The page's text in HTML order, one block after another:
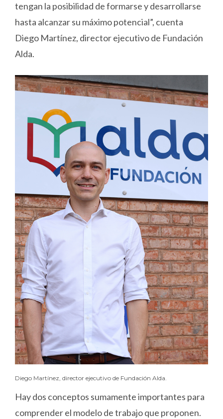
tengan la posibilidad de formarse y desarrollarse
hasta alcanzar su máximo potencial”, cuenta
Diego Martínez, director ejecutivo de Fundación
Alda.
Diego Martínez, director ejecutivo de Fundación Alda.
Hay dos conceptos sumamente importantes para
comprender el modelo de trabajo que proponen.